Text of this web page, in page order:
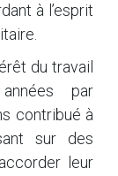
à l’esprit
du travail
par
contribué à
sur des
leur